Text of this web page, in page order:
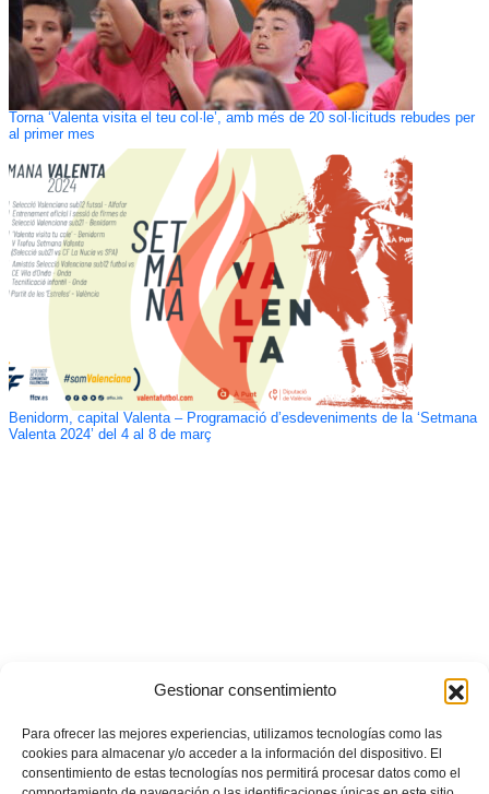
Gestionar consentimiento
Para ofrecer las mejores experiencias, utilizamos tecnologías como las
cookies para almacenar y/o acceder a la información del dispositivo. El
consentimiento de estas tecnologías nos permitirá procesar datos como el
Torna ‘Valenta visita el teu col·le’, amb més de 20 sol·licituds rebudes per
al primer mes
Benidorm, capital Valenta – Programació d’esdeveniments de la ‘Setmana
Valenta 2024’ del 4 al 8 de març